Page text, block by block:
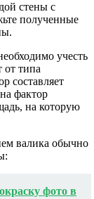
стены с
полученные
учесть
от типа
составляет
фактор
на которую
валика обычно
фото в